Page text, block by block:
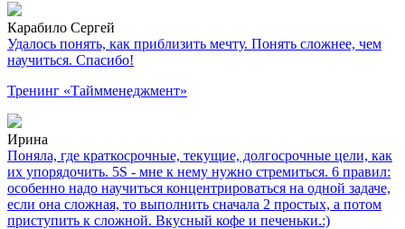
Карабило Сергей
Удалось понять, как приблизить мечту. Понять сложнее, чем
научиться. Спасибо!
Тренинг «Таймменеджмент»
Ирина
Поняла, где краткосрочные, текущие, долгосрочные цели, как
их упорядочить. 5S - мне к нему нужно стремиться. 6 правил:
особенно надо научиться концентрироваться на одной задаче,
если она сложная, то выполнить сначала 2 простых, а потом
приступить к сложной. Вкусный кофе и печеньки.:)